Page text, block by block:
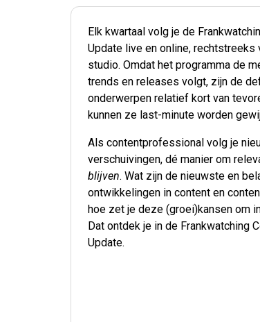
Elk kwartaal volg je de
Update live en online, rechtstreeks
studio. Omdat het programma de
trends en releases volgt, zijn de
onderwerpen relatief kort van
kunnen ze last-minute worden
Als contentprofessional volg je
verschuivingen, dé manier om
blijven. Wat zijn de nieuwste en
ontwikkelingen in content en
hoe zet je deze (groei)kansen om
Dat ontdek je in de Frankwatching
Update.